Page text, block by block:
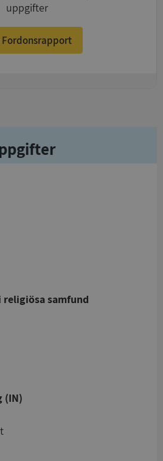
uppgifter
Fordonsrapport
religiösa samfund
(IN)